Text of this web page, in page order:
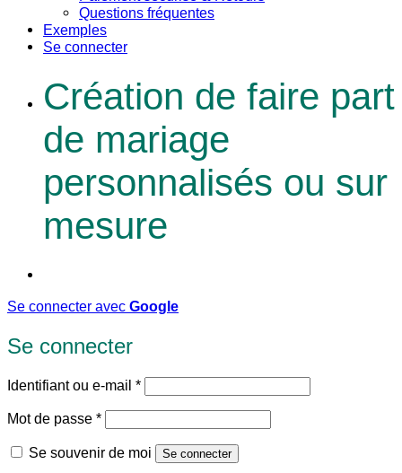
Questions fréquentes
Exemples
Se connecter
Création de faire part
de mariage
personnalisés ou sur
mesure
Se connecter avec Google
Se connecter
Identifiant ou e-mail *Obligatoire
Mot de passe *Obligatoire
Se souvenir de moi Se connecter